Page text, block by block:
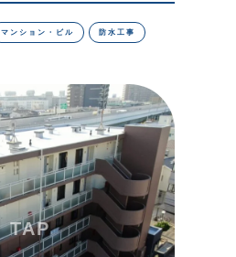
マンション・ビル 防水工事